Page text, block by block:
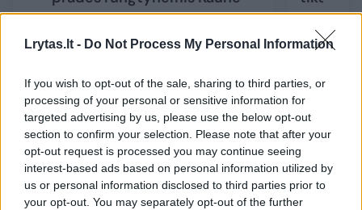
Lrytas.lt - Do Not Process My Personal Information
If you wish to opt-out of the sale, sharing to third parties, or
processing of your personal or sensitive information for
targeted advertising by us, please use the below opt-out
section to confirm your selection. Please note that after your
opt-out request is processed you may continue seeing
interest-based ads based on personal information utilized by
us or personal information disclosed to third parties prior to
your opt-out. You may separately opt-out of the further
Pasvalys yra per mažas, sudėtinga surinkti
reikiamą biudžetą, sudėtinga prisikviesti
žaidėjus, kuriems vien surasti geresnį butą
gyvenimui jau yra didelis iššūkis. Tiesiog
nebegalime konkuruoti“, – sakė komandos